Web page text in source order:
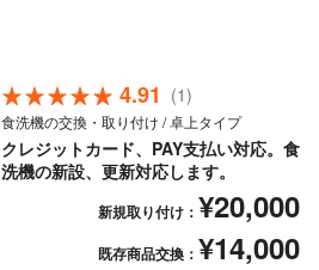
4.91 (1)
食洗機の交換・取り付け / 卓上タイプ
クレジットカード、PAY支払い対応。食
洗機の新設、更新対応します。
新規取り付け： ¥20,000
既存商品交換： ¥14,000